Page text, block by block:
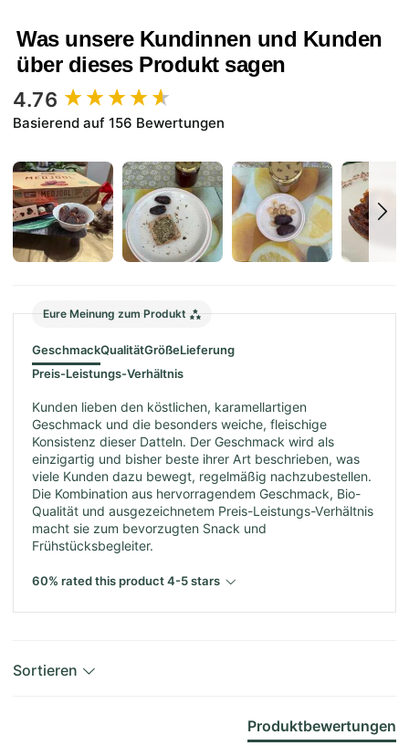
Was unsere Kundinnen und Kunden
über dieses Produkt sagen
4.76
Basierend auf 156 Bewertungen
Eure Meinung zum Produkt
GeschmackQualitätGrößeLieferung
Preis-Leistungs-Verhältnis
Kunden lieben den köstlichen, karamellartigen
Geschmack und die besonders weiche, fleischige
Konsistenz dieser Datteln. Der Geschmack wird als
einzigartig und bisher beste ihrer Art beschrieben, was
viele Kunden dazu bewegt, regelmäßig nachzubestellen.
Die Kombination aus hervorragendem Geschmack, Bio-
Qualität und ausgezeichnetem Preis-Leistungs-Verhältnis
macht sie zum bevorzugten Snack und
Frühstücksbegleiter.
60% rated this product 4-5 stars
Sortieren
Produktbewertungen
New content loaded